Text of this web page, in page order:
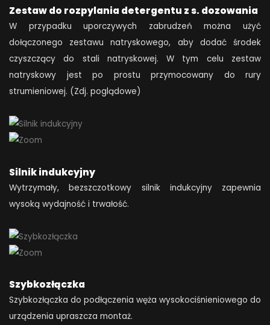
Zestaw do rozpylania detergentu z s. dozowania
W przypadku uporczywych zabrudzeń można użyć
dołączonego zestawu natryskowego, aby dodać środek
czyszczący do stali natryskowej. W tym celu zestaw
natryskowy jest po prostu przymocowany do rury
strumieniowej. (Zdj. poglądowe)
Silnik indukcyjny
Wytrzymały, bezszczotkowy silnik indukcyjny zapewnia
wysoką wydajność i trwałość.
Szybkozłączka
Szybkozłączka do podłączenia węża wysokociśnieniowego do
urządzenia upraszcza montaż.